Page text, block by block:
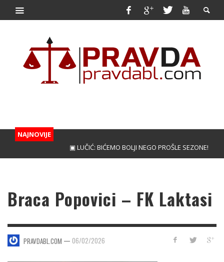
NAJNOVIJE
▣ LUČIĆ: BIĆEMO BOLJI NEGO PROŠLE SEZONE! ▣
Braca Popovici – FK Laktasi
PRAVDABL.COM — 06/02/2026